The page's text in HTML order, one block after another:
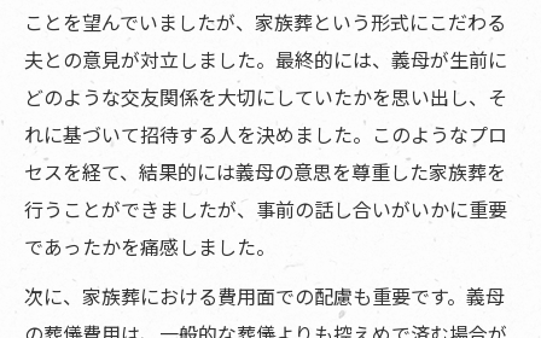
ことを望んでいましたが、家族葬という形式にこだわる
夫との意見が対立しました。最終的には、義母が生前に
どのような交友関係を大切にしていたかを思い出し、そ
れに基づいて招待する人を決めました。このようなプロ
セスを経て、結果的には義母の意思を尊重した家族葬を
行うことができましたが、事前の話し合いがいかに重要
であったかを痛感しました。
次に、家族葬における費用面での配慮も重要です。義母